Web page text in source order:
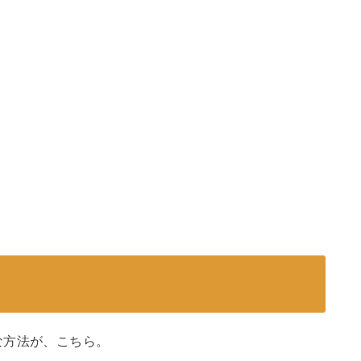
法が、こちら。